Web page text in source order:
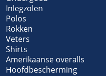
Inlegzolen
Polos
Rokken
Veters
Shirts
Amerikaanse overalls
Hoofdbescherming